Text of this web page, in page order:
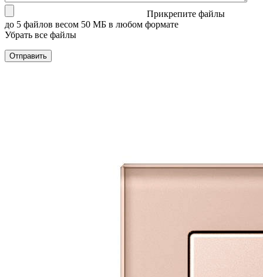
Прикрепите файлы
до 5 файлов весом 50 МБ в любом формате
Убрать все файлы
Отправить